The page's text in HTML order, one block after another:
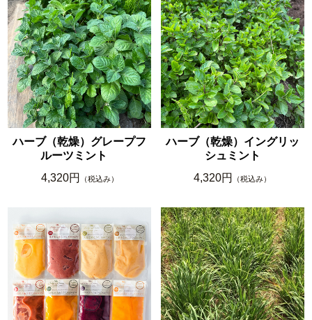
ハーブ（乾燥）グレープフ
ルーツミント
4,320円
（税込み）
ハーブ（乾燥）イングリッ
シュミント
4,320円
（税込み）